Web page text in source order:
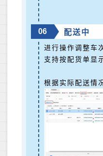
06 配送中
进行操作调整车
支持按配货单显
根据实际配送情